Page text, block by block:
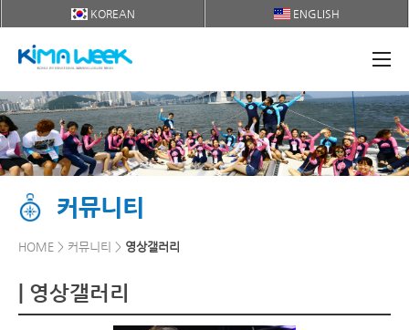
KOREAN ENGLISH
커뮤니티
HOME > 커뮤니티 > 영상갤러리
| 영상갤러리